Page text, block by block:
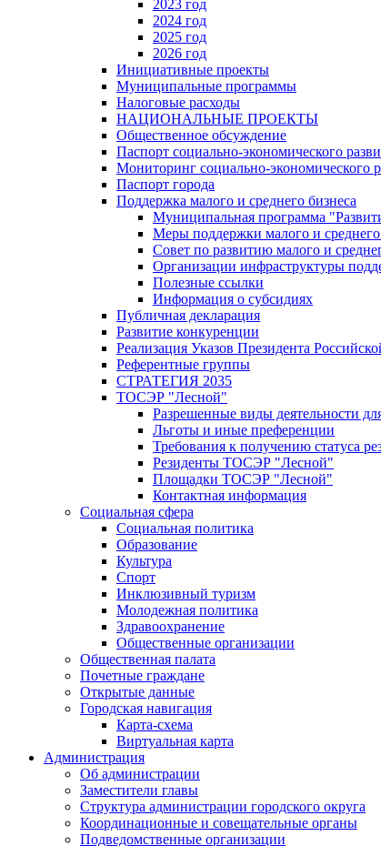
2023 год
2024 год
2025 год
2026 год
Инициативные проекты
Муниципальные программы
Налоговые расходы
НАЦИОНАЛЬНЫЕ ПРОЕКТЫ
Общественное обсуждение
Паспорт социально-экономического
Мониторинг социально-экономического
Паспорт города
Поддержка малого и среднего бизнеса
Муниципальная программа
Меры поддержки малого и среднего
Совет по развитию малого и
Организации инфраструктуры
Полезные ссылки
Информация о субсидиях
Публичная декларация
Развитие конкуренции
Реализация Указов Президента
Референтные группы
СТРАТЕГИЯ 2035
ТОСЭР "Лесной"
Разрешенные виды деятельности
Льготы и иные преференции
Требования к получению статуса
Резиденты ТОСЭР "Лесной"
Площадки ТОСЭР "Лесной"
Контактная информация
Социальная сфера
Социальная политика
Образование
Культура
Спорт
Инклюзивный туризм
Молодежная политика
Здравоохранение
Общественные организации
Общественная палата
Почетные граждане
Открытые данные
Городская навигация
Карта-схема
Виртуальная карта
Администрация
Об администрации
Заместители главы
Структура администрации городского округа
Координационные и совещательные органы
Подведомственные организации